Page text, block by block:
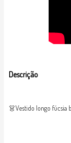
Descrição
👗Vestido longo fúcsia